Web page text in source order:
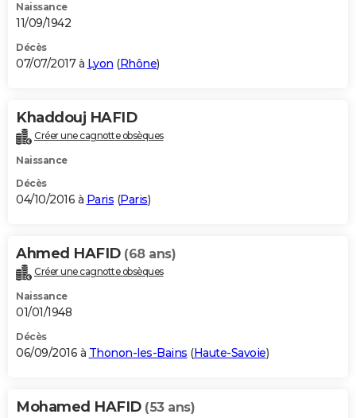
Naissance
11/09/1942
Décès
07/07/2017 à Lyon (Rhône)
Khaddouj HAFID
Créer une cagnotte obsèques
Naissance
Décès
04/10/2016 à Paris (Paris)
Ahmed HAFID (68 ans)
Créer une cagnotte obsèques
Naissance
01/01/1948
Décès
06/09/2016 à Thonon-les-Bains (Haute-Savoie)
Mohamed HAFID (53 ans)